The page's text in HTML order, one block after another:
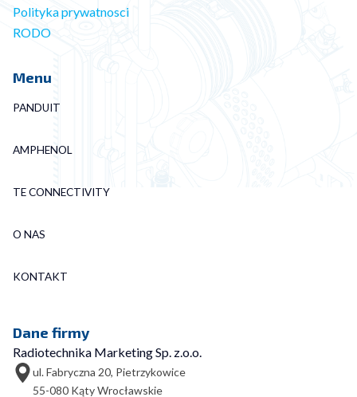
Polityka prywatnosci
RODO
Menu
PANDUIT
AMPHENOL
TE CONNECTIVITY
O NAS
KONTAKT
Dane firmy
Radiotechnika Marketing Sp. z.o.o.
ul. Fabryczna 20, Pietrzykowice
55-080 Kąty Wrocławskie